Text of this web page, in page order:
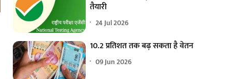
तैयारी
24 Jul 2026
10.2 प्रतिशत तक बढ़ सकता है वेतन
09 Jun 2026